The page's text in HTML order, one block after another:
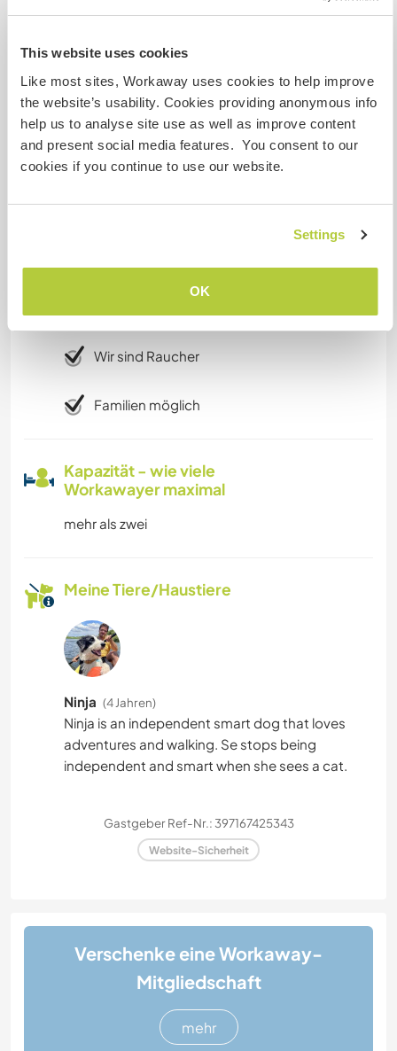
This website uses cookies
Like most sites, Workaway uses cookies to help improve
the website’s usability. Cookies providing anonymous info
help us to analyse site use as well as improve content
and present social media features. You consent to our
cookies if you continue to use our website.
Settings
OK
Unterkunft
Private apartment with one kitchen / living room
and one room and bathroom.
Etwas mehr Information
Internet Zugang
Wir sind Raucher
Familien möglich
Kapazität - wie viele
Workawayer maximal
mehr als zwei
Meine Tiere/Haustiere
Ninja (4 Jahren)
Ninja is an independent smart dog that loves
adventures and walking. Se stops being
independent and smart when she sees a cat.
Gastgeber Ref-Nr.: 397167425343
Website-Sicherheit
Verschenke eine Workaway-
Mitgliedschaft
mehr